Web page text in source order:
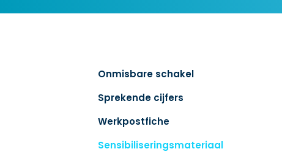
Onmisbare schakel
Sprekende cijfers
Werkpostfiche
Sensibiliseringsmateriaal